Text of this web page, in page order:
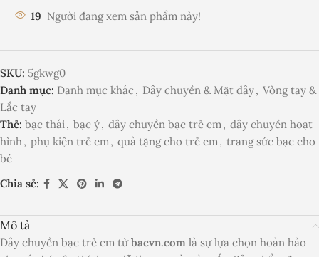
19 Người đang xem sản phẩm này!
SKU: 5gkwg0
Danh mục: Danh mục khác, Dây chuyền & Mặt dây, Vòng tay &
Lắc tay
Thẻ: bạc thái , bạc ý, dây chuyền bạc trẻ em , dây chuyền hoạt
hình , phụ kiện trẻ em , quà tặng cho trẻ em , trang sức bạc cho
bé
Chia sẻ:
Mô tả
Dây chuyền bạc trẻ em từbacvn.com là sự lựa chọn hoàn hảo